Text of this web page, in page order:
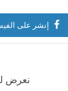
إنشر على
نعرض